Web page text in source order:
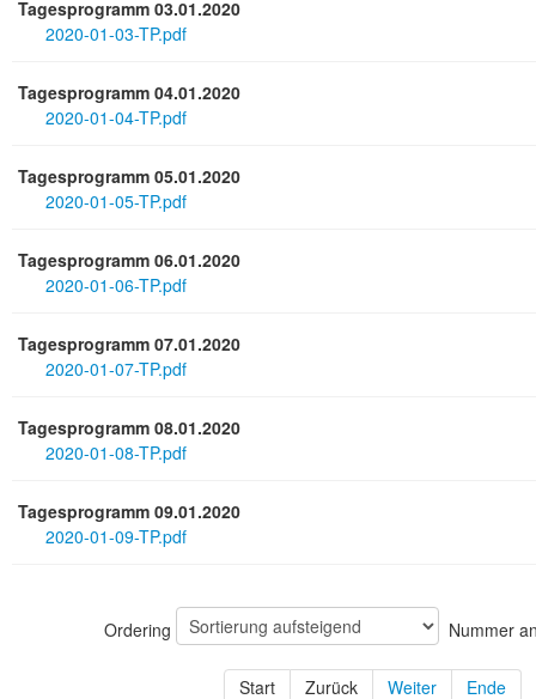
Tagesprogramm 03.01.2020
2020-01-03-TP.pdf
Tagesprogramm 04.01.2020
2020-01-04-TP.pdf
Tagesprogramm 05.01.2020
2020-01-05-TP.pdf
Tagesprogramm 06.01.2020
2020-01-06-TP.pdf
Tagesprogramm 07.01.2020
2020-01-07-TP.pdf
Tagesprogramm 08.01.2020
2020-01-08-TP.pdf
Tagesprogramm 09.01.2020
2020-01-09-TP.pdf
Ordering Nummer
Start Zurück Weiter Ende